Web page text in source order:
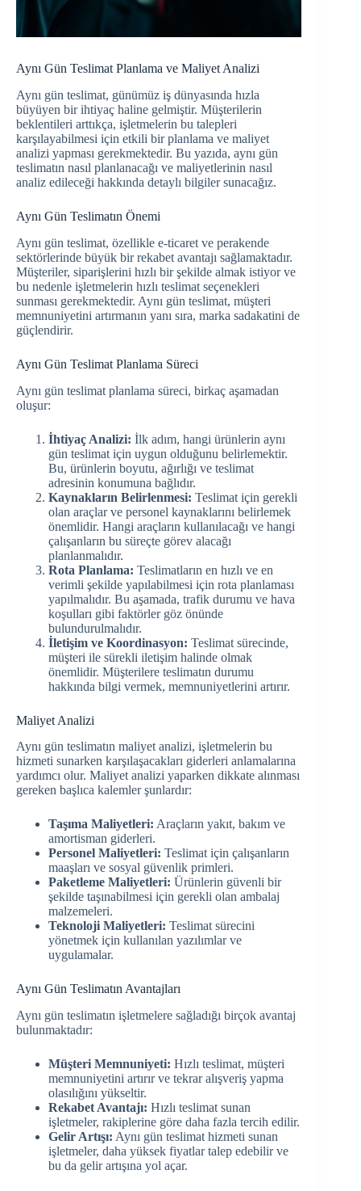
Aynı Gün Teslimat Planlama ve Maliyet Analizi
Aynı gün teslimat, günümüz iş dünyasında hızla
büyüyen bir ihtiyaç haline gelmiştir. Müşterilerin
beklentileri arttıkça, işletmelerin bu talepleri
karşılayabilmesi için etkili bir planlama ve maliyet
analizi yapması gerekmektedir. Bu yazıda, aynı gün
teslimatın nasıl planlanacağı ve maliyetlerinin nasıl
analiz edileceği hakkında detaylı bilgiler sunacağız.
Aynı Gün Teslimatın Önemi
Aynı gün teslimat, özellikle e-ticaret ve perakende
sektörlerinde büyük bir rekabet avantajı sağlamaktadır.
Müşteriler, siparişlerini hızlı bir şekilde almak istiyor ve
bu nedenle işletmelerin hızlı teslimat seçenekleri
sunması gerekmektedir. Aynı gün teslimat, müşteri
memnuniyetini artırmanın yanı sıra, marka sadakatini de
güçlendirir.
Aynı Gün Teslimat Planlama Süreci
Aynı gün teslimat planlama süreci, birkaç aşamadan
oluşur:
İhtiyaç Analizi: İlk adım, hangi ürünlerin aynı
gün teslimat için uygun olduğunu belirlemektir.
Bu, ürünlerin boyutu, ağırlığı ve teslimat
adresinin konumuna bağlıdır.
Kaynakların Belirlenmesi: Teslimat için gerekli
olan araçlar ve personel kaynaklarını belirlemek
önemlidir. Hangi araçların kullanılacağı ve hangi
çalışanların bu süreçte görev alacağı
planlanmalıdır.
Rota Planlama: Teslimatların en hızlı ve en
verimli şekilde yapılabilmesi için rota planlaması
yapılmalıdır. Bu aşamada, trafik durumu ve hava
koşulları gibi faktörler göz önünde
bulundurulmalıdır.
İletişim ve Koordinasyon: Teslimat sürecinde,
müşteri ile sürekli iletişim halinde olmak
önemlidir. Müşterilere teslimatın durumu
hakkında bilgi vermek, memnuniyetlerini artırır.
Maliyet Analizi
Aynı gün teslimatın maliyet analizi, işletmelerin bu
hizmeti sunarken karşılaşacakları giderleri anlamalarına
yardımcı olur. Maliyet analizi yaparken dikkate alınması
gereken başlıca kalemler şunlardır:
Taşıma Maliyetleri: Araçların yakıt, bakım ve
amortisman giderleri.
Personel Maliyetleri: Teslimat için çalışanların
maaşları ve sosyal güvenlik primleri.
Paketleme Maliyetleri: Ürünlerin güvenli bir
şekilde taşınabilmesi için gerekli olan ambalaj
malzemeleri.
Teknoloji Maliyetleri: Teslimat sürecini
yönetmek için kullanılan yazılımlar ve
uygulamalar.
Aynı Gün Teslimatın Avantajları
Aynı gün teslimatın işletmelere sağladığı birçok avantaj
bulunmaktadır:
Müşteri Memnuniyeti: Hızlı teslimat, müşteri
memnuniyetini artırır ve tekrar alışveriş yapma
olasılığını yükseltir.
Rekabet Avantajı: Hızlı teslimat sunan
işletmeler, rakiplerine göre daha fazla tercih edilir.
Gelir Artışı: Aynı gün teslimat hizmeti sunan
işletmeler, daha yüksek fiyatlar talep edebilir ve
bu da gelir artışına yol açar.